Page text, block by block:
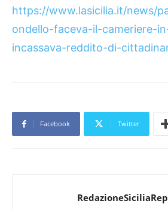
https://www.lasicilia.it/news/
ondello-faceva-il-cameriere-
incassava-reddito-di-
Facebook Twitter